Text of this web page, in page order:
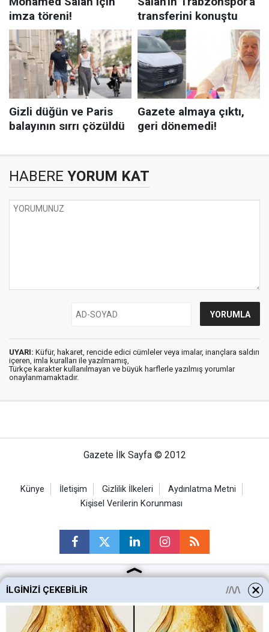
HABERE YORUM KAT
UYARI: Küfür, hakaret, rencide edici cümleler veya imalar, inançlara saldırı
içeren, imla kuralları ile yazılmamış,
Türkçe karakter kullanılmayan ve büyük harflerle yazılmış yorumlar
onaylanmamaktadır.
Gazete İlk Sayfa © 2012
Künye İletişim Gizlilik İlkeleri
Aydınlatma Metni
Kişisel Verilerin Korunması
Ankara Haberleri
Keçiören Haberleri
İLGINIZI ÇEKEBILIR